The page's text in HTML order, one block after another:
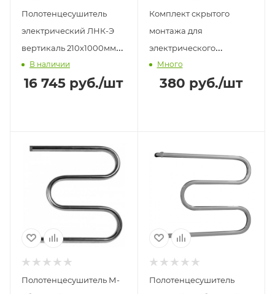
Полотенцесушитель
электрический ЛНК-Э
вертикаль 210х1000мм
терморегулятор скрытая
проводка АДВ черный
В наличии
16 745 руб./шт
Комплект скрытого
монтажа для
электрического
полотенцесушителя
АРГО хром
Много
380 руб./шт
Полотенцесушитель М-
Полотенцесушитель